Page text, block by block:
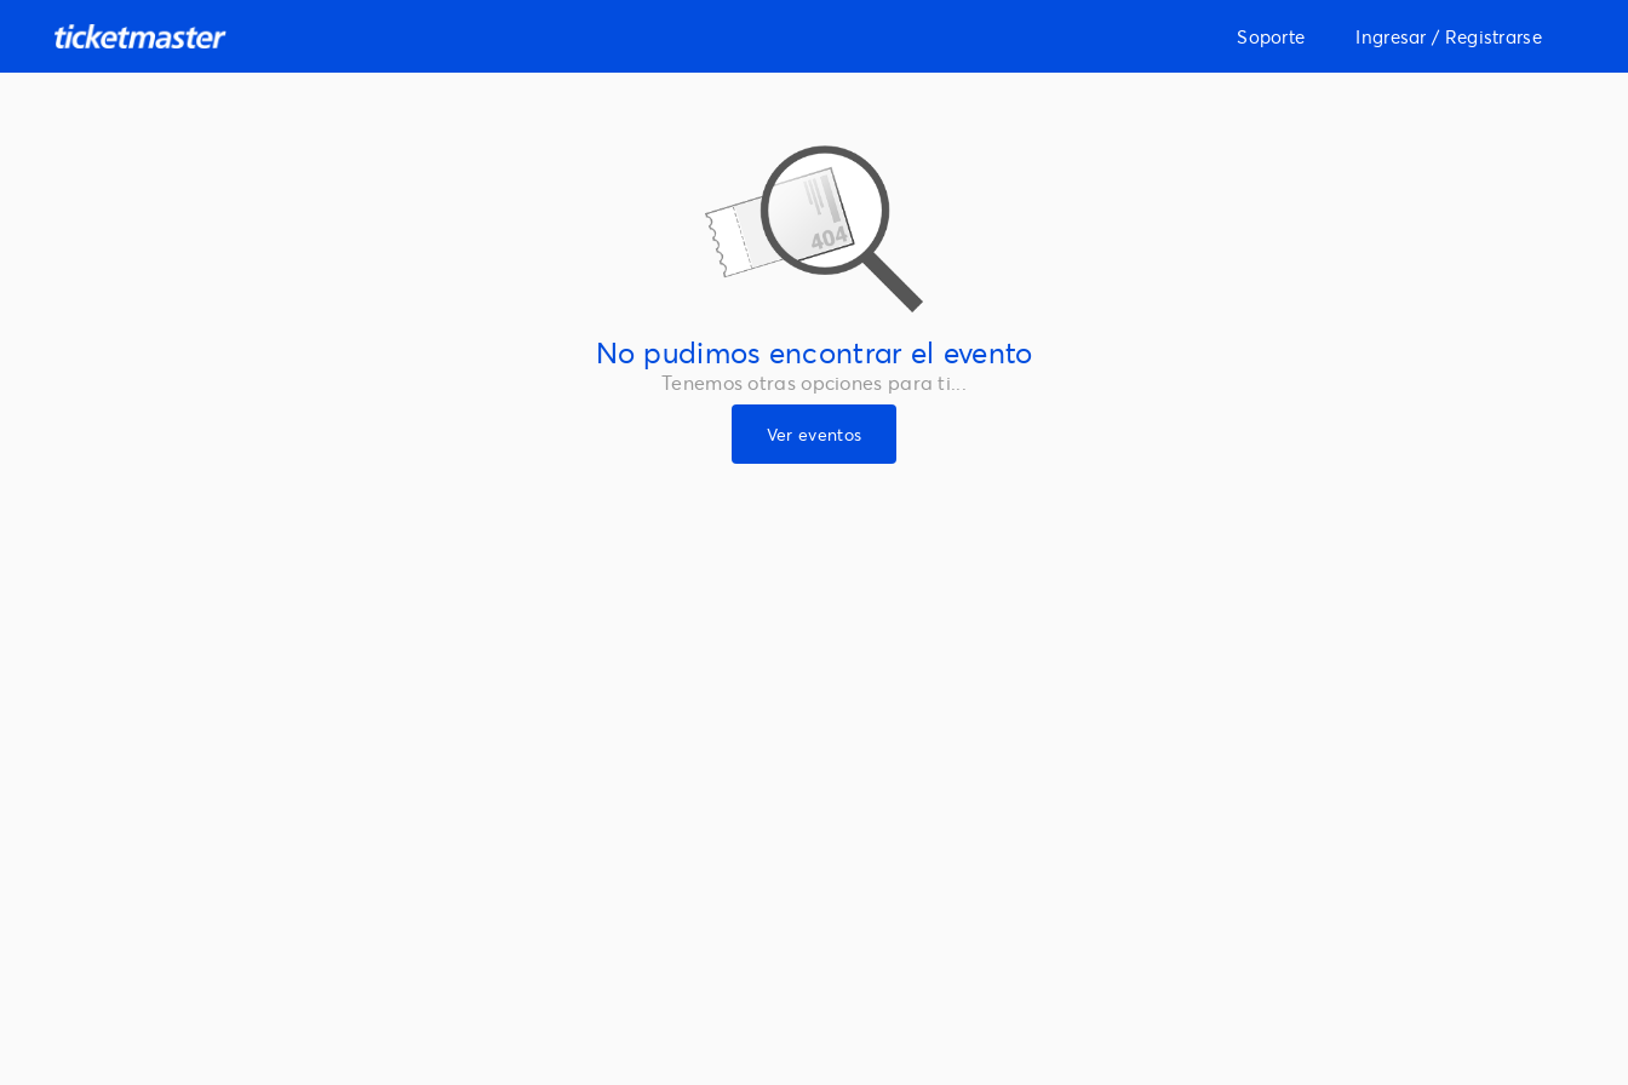
Soporte Ingresar / Registrarse
No pudimos encontrar el evento
Tenemos otras opciones para ti...
Ver eventos